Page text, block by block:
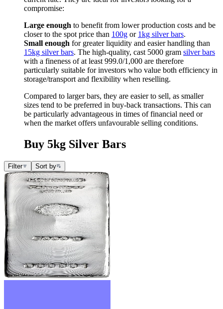
compromise:
Large enough to benefit from lower production costs and be
closer to the spot price than 100g or 1kg silver bars.
Small enough for greater liquidity and easier handling than
15kg silver bars. The high-quality, cast 5000 gram silver bars
with a fineness of at least 999.0/1,000 are therefore
particularly suitable for investors who value both efficiency in
storage/transport and flexibility when reselling.
Compared to larger bars, they are easier to sell, as smaller
sizes tend to be preferred in buy-back transactions. This can
be particularly advantageous in times of financial need or
when the market offers unfavourable selling conditions.
Buy 5kg Silver Bars
Filter Sort by